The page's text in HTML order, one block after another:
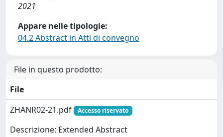
2021
Appare nelle tipologie:
04.2 Abstract in Atti di convegno
File in questo prodotto:
File
ZHANR02-21.pdf
Accesso riservato
Descrizione: Extended Abstract